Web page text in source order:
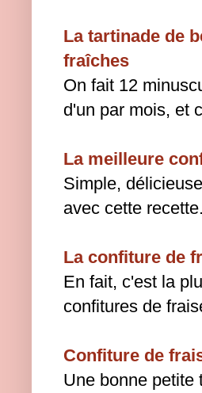
La tartinade de
fraîches
On fait 12
d'un par mois, et
La meilleure
Simple,
avec cette recette.
La confiture de
En fait, c'est la
confitures de
Confiture de
Une bonne petite